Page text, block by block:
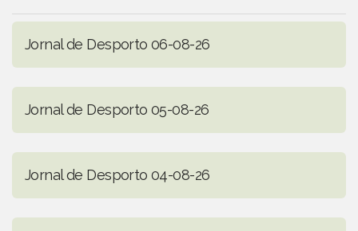
Jornal de Desporto 06-08-26
Jornal de Desporto 05-08-26
Jornal de Desporto 04-08-26